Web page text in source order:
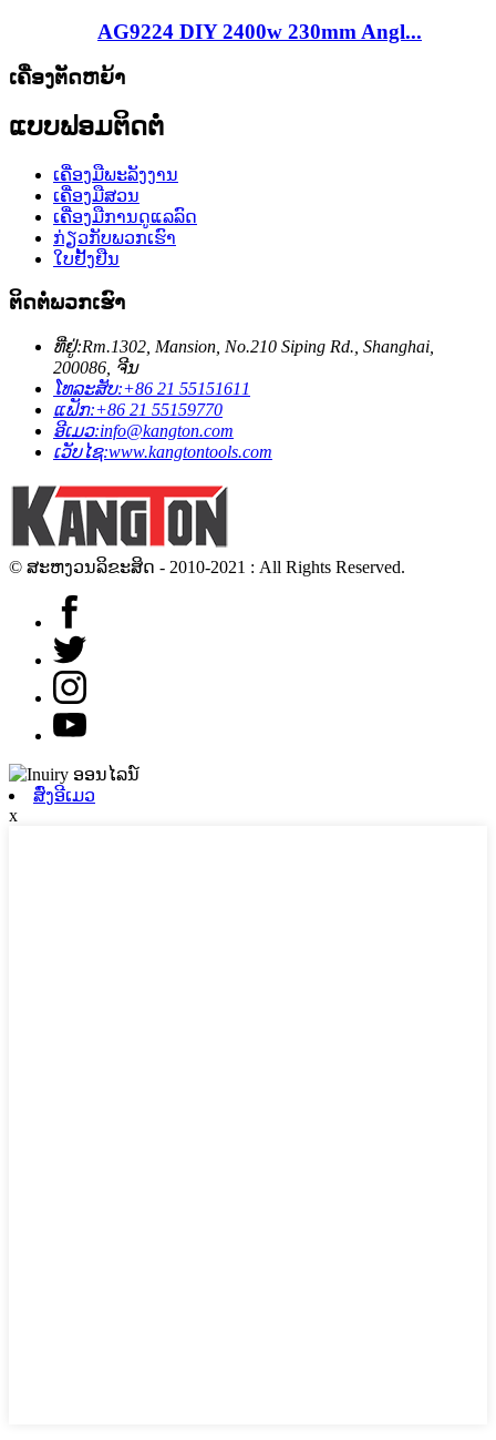
AG9224 DIY 2400w 230mm Angl...
ເຄື່ອງຕັດຫຍ້າ
ແບບຟອມຕິດຕໍ່
ເຄື່ອງມືພະລັງງານ
ເຄື່ອງມືສວນ
ເຄື່ອງມືການດູແລລົດ
ກ່ຽວ​ກັບ​ພວກ​ເຮົາ
ໃບຢັ້ງຢືນ
ຕິດ​ຕໍ່​ພວກ​ເຮົາ
ທີ່ຢູ່:Rm.1302, Mansion, No.210 Siping Rd., Shanghai,
200086, ຈີນ
ໂທລະສັບ:+86 21 55151611
ແຟັກ:+86 21 55159770
ອີເມວ:info@kangton.com
ເວັບໄຊ:www.kangtontools.com
© ສະຫງວນລິຂະສິດ - 2010-2021 : All Rights Reserved.
ສົ່ງອີເມວ
x